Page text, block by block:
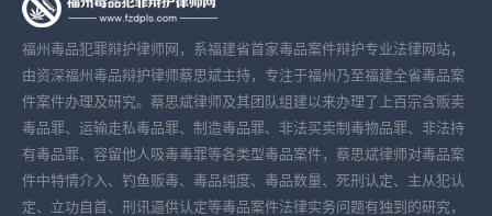
福州毒品犯罪辩护律师网，系福建省首家毒品案件辩护专业法律网站，
由资深福州毒品辩护律师蔡思斌主持，专注于福州乃至福建全省毒品案
件案件办理及研究。蔡思斌律师及其团队组建以来办理了上百宗含贩卖
毒品罪、运输走私毒品罪、制造毒品罪、非法买卖制毒物品罪、非法持
有毒品罪、容留他人吸毒毒罪等各类型毒品案件，蔡思斌律师对毒品案
件中特情介入、钓鱼贩毒、毒品纯度、毒品数量、死刑认定、主从犯认
定、立功自首、刑讯逼供认定等毒品案件法律实务问题有独到的研究，